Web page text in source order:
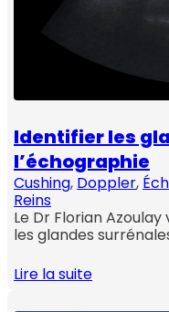
Identifier les
l’échographie
Cushing, Doppler,
Reins
Le Dr Florian
les glandes
Lire la suite